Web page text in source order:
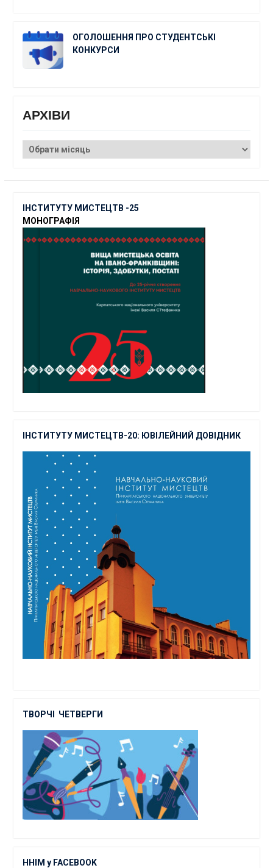
ОГОЛОШЕННЯ ПРО СТУДЕНТСЬКІ
КОНКУРСИ
АРХІВИ
АРХІВИ
ІНСТИТУТУ МИСТЕЦТВ -25
МОНОГРАФІЯ
ІНСТИТУТУ МИСТЕЦТВ-20: ЮВІЛЕЙНИЙ ДОВІДНИК
ТВОРЧІ ЧЕТВЕРГИ
ННІМ у FACEBOOK